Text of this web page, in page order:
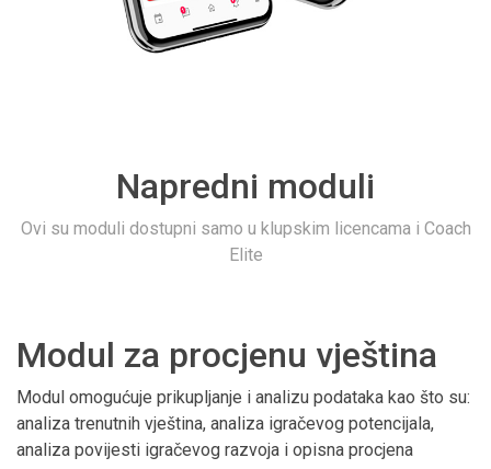
Napredni moduli
Ovi su moduli dostupni samo u klupskim licencama i Coach
Elite
Modul za procjenu vještina
Modul omogućuje prikupljanje i analizu podataka kao što su:
analiza trenutnih vještina, analiza igračevog potencijala,
analiza povijesti igračevog razvoja i opisna procjena